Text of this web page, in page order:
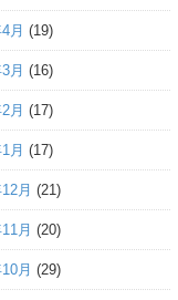
月 (19)
月 (16)
月 (17)
月 (17)
月 (21)
月 (20)
月 (29)